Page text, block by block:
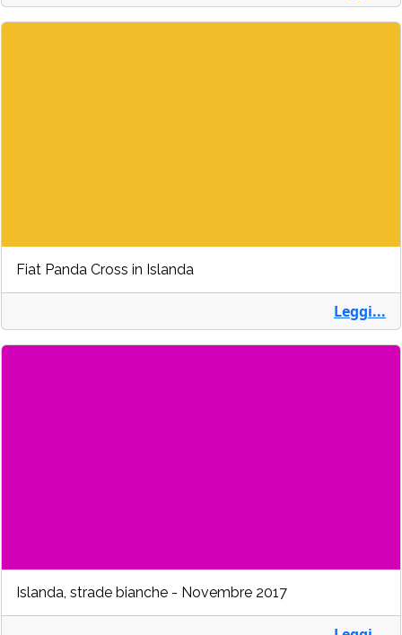
Fiat Panda Cross in Islanda
Leggi...
Islanda, strade bianche - Novembre 2017